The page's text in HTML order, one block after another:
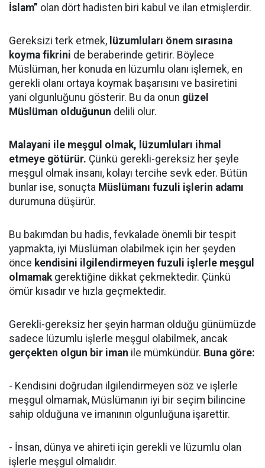
İslam” olan dört hadisten biri kabul ve ilan etmişlerdir.
Gereksizi terk etmek, lüzumluları önem sırasına
koyma fikrini de beraberinde getirir. Böylece
Müslüman, her konuda en lüzumlu olanı işlemek, en
gerekli olanı ortaya koymak başarısını ve basiretini
yani olgunluğunu gösterir. Bu da onun güzel
Müslüman olduğunun delili olur.
Malayani ile meşgul olmak, lüzumluları ihmal
etmeye götürür. Çünkü gerekli-gereksiz her şeyle
meşgul olmak insanı, kolayı tercihe sevk eder. Bütün
bunlar ise, sonuçta Müslümanı fuzuli işlerin adamı
durumuna düşürür.
Bu bakımdan bu hadis, fevkalade önemli bir tespit
yapmakta, iyi Müslüman olabilmek için her şeyden
önce kendisini ilgilendirmeyen fuzuli işlerle meşgul
olmamakgerektiğine dikkat çekmektedir. Çünkü
ömür kısadır ve hızla geçmektedir.
Gerekli-gereksiz her şeyin harman olduğu günümüzde
sadece lüzumlu işlerle meşgul olabilmek, ancak
gerçekten olgun bir iman ile mümkündür. Buna göre:
- Kendisini doğrudan ilgilendirmeyen söz ve işlerle
meşgul olmamak, Müslümanın iyi bir seçim bilincine
sahip olduğuna ve imanının olgunluğuna işarettir.
- İnsan, dünya ve ahireti için gerekli ve lüzumlu olan
işlerle meşgul olmalıdır.